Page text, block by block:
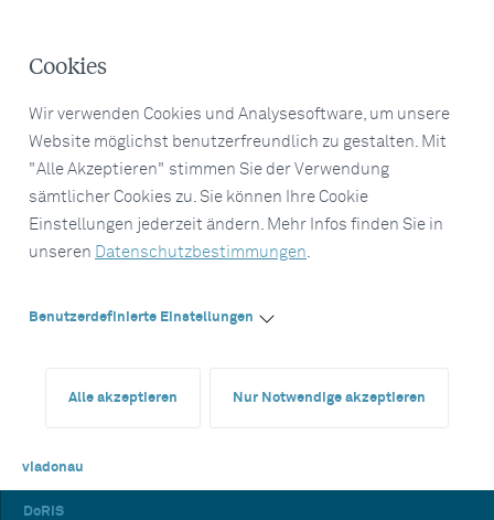
Cookies
Wir verwenden Cookies und Analysesoftware, um unsere
Website möglichst benutzerfreundlich zu gestalten. Mit
"Alle Akzeptieren" stimmen Sie der Verwendung
sämtlicher Cookies zu. Sie können Ihre Cookie
Einstellungen jederzeit ändern. Mehr Infos finden Sie in
unseren Datenschutzbestimmungen.
Benutzerdefinierte Einstellungen
Alle akzeptieren Nur Notwendige akzeptieren
viadonau
DoRIS